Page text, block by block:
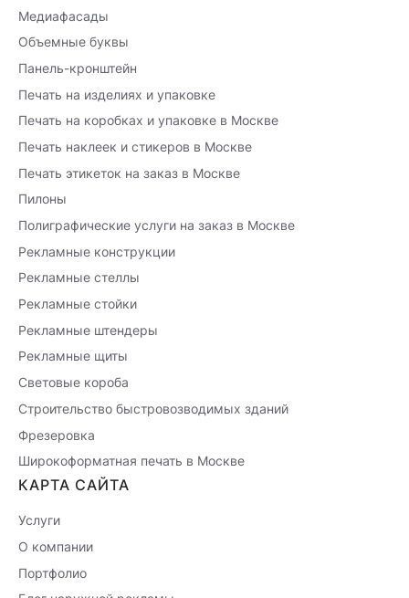
Медиафасады
Объемные буквы
Панель-кронштейн
Печать на изделиях и упаковке
Печать на коробках и упаковке в Москве
Печать наклеек и стикеров в Москве
Печать этикеток на заказ в Москве
Пилоны
Полиграфические услуги на заказ в Москве
Рекламные конструкции
Рекламные стеллы
Рекламные стойки
Рекламные штендеры
Рекламные щиты
Световые короба
Строительство быстровозводимых зданий
Фрезеровка
Широкоформатная печать в Москве
КАРТА САЙТА
Услуги
О компании
Портфолио